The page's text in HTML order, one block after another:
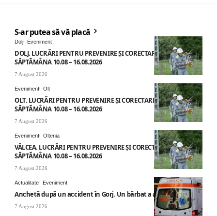
S-ar putea să vă placă
Dolj Eveniment
DOLJ. LUCRĂRI PENTRU PREVENIRE ȘI CORECTARE AVARII –
SĂPTĂMÂNA 10.08 – 16.08.2026
7 August 2026
Eveniment Olt
OLT. LUCRĂRI PENTRU PREVENIRE ȘI CORECTARE AVARII –
SĂPTĂMÂNA 10.08 – 16.08.2026
7 August 2026
Eveniment Oltenia
VÂLCEA. LUCRĂRI PENTRU PREVENIRE ȘI CORECTARE AVARII –
SĂPTĂMÂNA 10.08 – 16.08.2026
7 August 2026
Actualitate Eveniment
Anchetă după un accident în Gorj. Un bărbat a ajuns la spital
7 August 2026